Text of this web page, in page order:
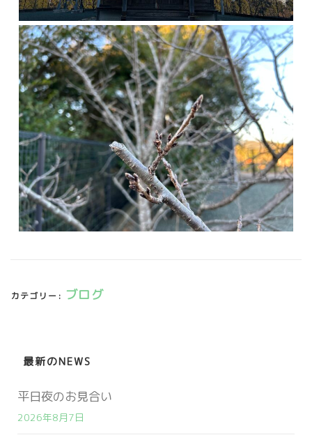
カテゴリー: ブログ
最新のNEWS
平日夜のお見合い
2026年8月7日